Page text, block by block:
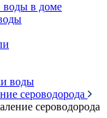
воды в доме
воды
сероводорода
сероводорода